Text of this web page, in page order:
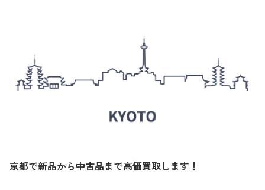
京都で新品から中古品まで高価買取します！